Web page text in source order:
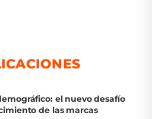
el nuevo desafío
de las marcas